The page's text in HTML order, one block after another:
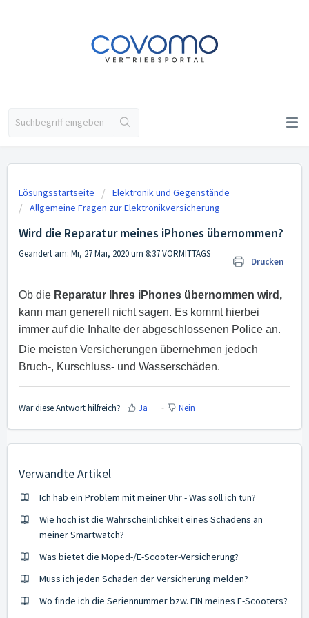
Lösungsstartseite
Elektronik und Gegenstände
Allgemeine Fragen zur Elektronikversicherung
Wird die Reparatur meines iPhones übernommen?
Drucken
Geändert am: Mi, 27 Mai, 2020 um 8:37 VORMITTAGS
Ob die Reparatur Ihres iPhones übernommen wird,
kann man generell nicht sagen. Es kommt hierbei
immer auf die Inhalte der abgeschlossenen Police an.
Die meisten Versicherungen übernehmen jedoch
Bruch-, Kurschluss- und Wasserschäden.
War diese Antwort hilfreich? Ja Nein
Verwandte Artikel
Ich hab ein Problem mit meiner Uhr - Was soll ich tun?
Wie hoch ist die Wahrscheinlichkeit eines Schadens an
meiner Smartwatch?
Was bietet die Moped-/E-Scooter-Versicherung?
Muss ich jeden Schaden der Versicherung melden?
Wo finde ich die Seriennummer bzw. FIN meines E-Scooters?